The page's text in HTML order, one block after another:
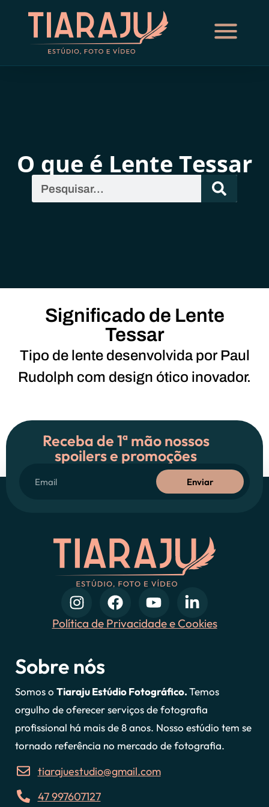
O que é Lente Tessar
Significado de Lente
Tessar
Tipo de lente desenvolvida por Paul
Rudolph com design ótico inovador.
Receba de 1ª mão nossos
spoilers e promoções
Enviar
Política de Privacidade e Cookies
Sobre nós
Somos o Tiaraju Estúdio Fotográfico.Temos
orgulho de oferecer serviços de fotografia
profissional há mais de 8 anos. Nosso estúdio tem se
tornado referência no mercado de fotografia.
tiarajuestudio@gmail.com
47 997607127